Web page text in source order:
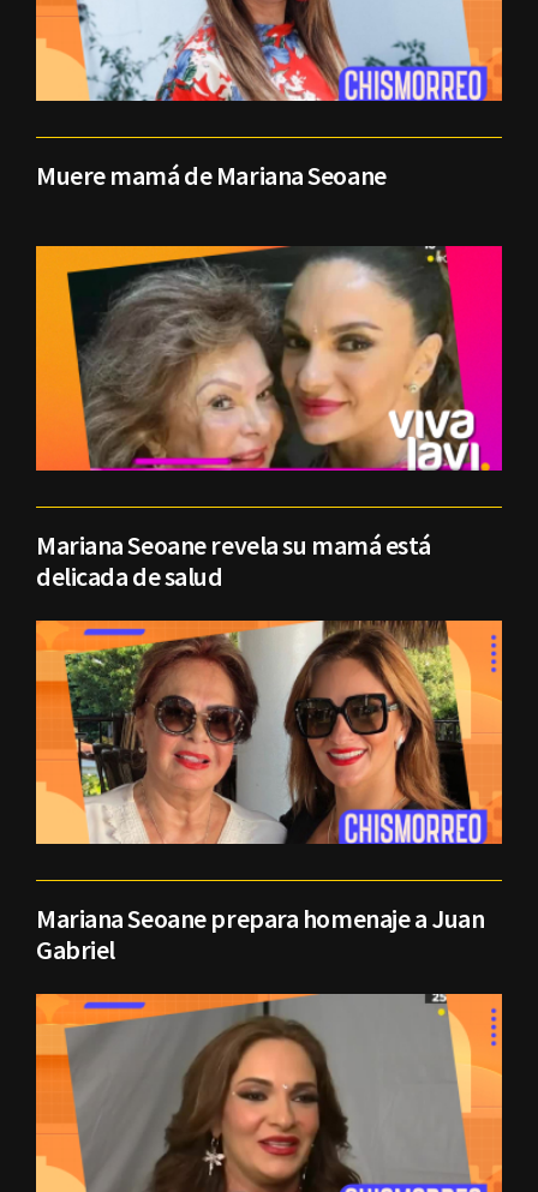
Muere mamá de Mariana Seoane
Mariana Seoane revela su mamá está
delicada de salud
Mariana Seoane prepara homenaje a Juan
Gabriel